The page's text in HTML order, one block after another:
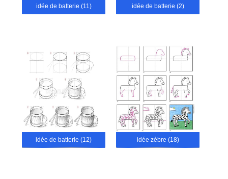
idée de batterie (11) idée de batterie (2)
idée de batterie (12) idée zèbre (18)